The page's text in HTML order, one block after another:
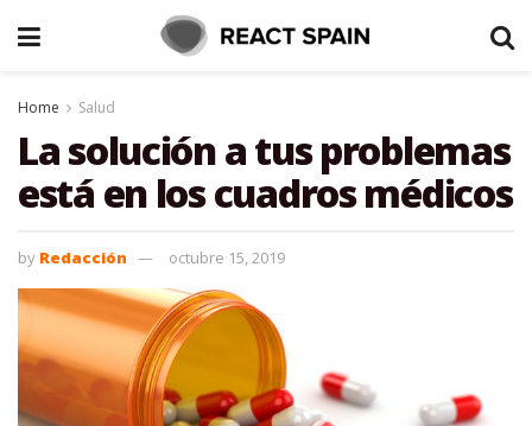
Home Salud
La solución a tus problemas
está en los cuadros médicos
by Redacción octubre 15, 2019